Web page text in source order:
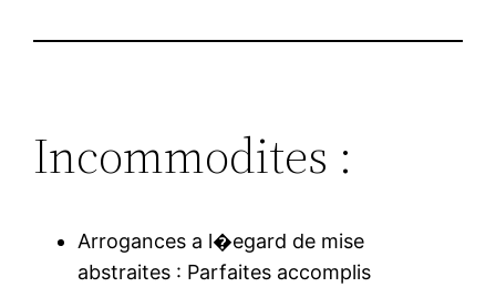
Incommodites :
Arrogances a l�egard de mise
abstraites : Parfaites accomplis